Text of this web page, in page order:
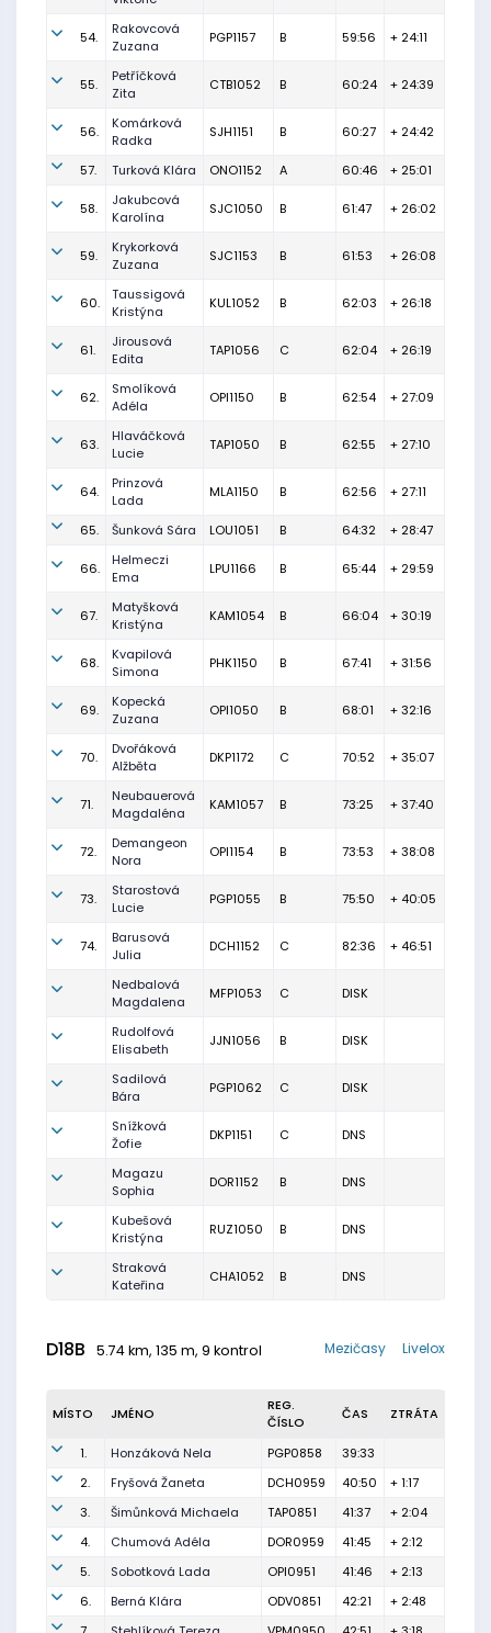
54.
Rakovcová
Zuzana
PGP1157 B 59:56 + 24:11
55.
Petříčková
Zita
CTB1052 B 60:24 + 24:39
56.
Komárková
Radka
SJH1151 B 60:27 + 24:42
57. Turková Klára ONO1152 A 60:46 + 25:01
58.
Jakubcová
Karolína
SJC1050 B 61:47 + 26:02
59.
Krykorková
Zuzana
SJC1153 B 61:53 + 26:08
60.
Taussigová
Kristýna
KUL1052 B 62:03 + 26:18
61.
Jirousová
Edita
TAP1056 C 62:04 + 26:19
62.
Smolíková
Adéla
OPI1150 B 62:54 + 27:09
63.
Hlaváčková
Lucie
TAP1050 B 62:55 + 27:10
64.
Prinzová
Lada
MLA1150 B 62:56 + 27:11
65. Šunková Sára LOU1051 B 64:32 + 28:47
66.
Helmeczi
Ema
LPU1166 B 65:44 + 29:59
67.
Matyšková
Kristýna
KAM1054 B 66:04 + 30:19
68.
Kvapilová
Simona
PHK1150 B 67:41 + 31:56
69.
Kopecká
Zuzana
OPI1050 B 68:01 + 32:16
70.
Dvořáková
Alžběta
DKP1172 C 70:52 + 35:07
71.
Neubauerová
Magdaléna
KAM1057 B 73:25 + 37:40
72.
Demangeon
Nora
OPI1154 B 73:53 + 38:08
73.
Starostová
Lucie
PGP1055 B 75:50 + 40:05
74.
Barusová
Julia
DCH1152 C 82:36 + 46:51
Nedbalová
Magdalena
MFP1053 C DISK
Rudolfová
Elisabeth
JJN1056 B DISK
Sadilová
Bára
PGP1062 C DISK
Snížková
Žofie
DKP1151 C DNS
Magazu
Sophia
DOR1152 B DNS
Kubešová
Kristýna
RUZ1050 B DNS
Straková
Kateřina
CHA1052 B DNS
D18B 5.74 km, 135 m, 9 kontrol Livelox
Mezičasy
MÍSTO JMÉNO
REG.
ČÍSLO
ČAS ZTRÁTA
1. Honzáková Nela PGP0858
39:33
2.
Fryšová Žaneta DCH0959 40:50
+ 1:17
3.
Šimůnková Michaela TAP0851 41:37
+ 2:04
4.
Chumová Adéla DOR0959 41:45
+ 2:12
5.
Sobotková Lada OPI0951 41:46
+ 2:13
6.
Berná Klára ODV0851 42:21
+ 2:48